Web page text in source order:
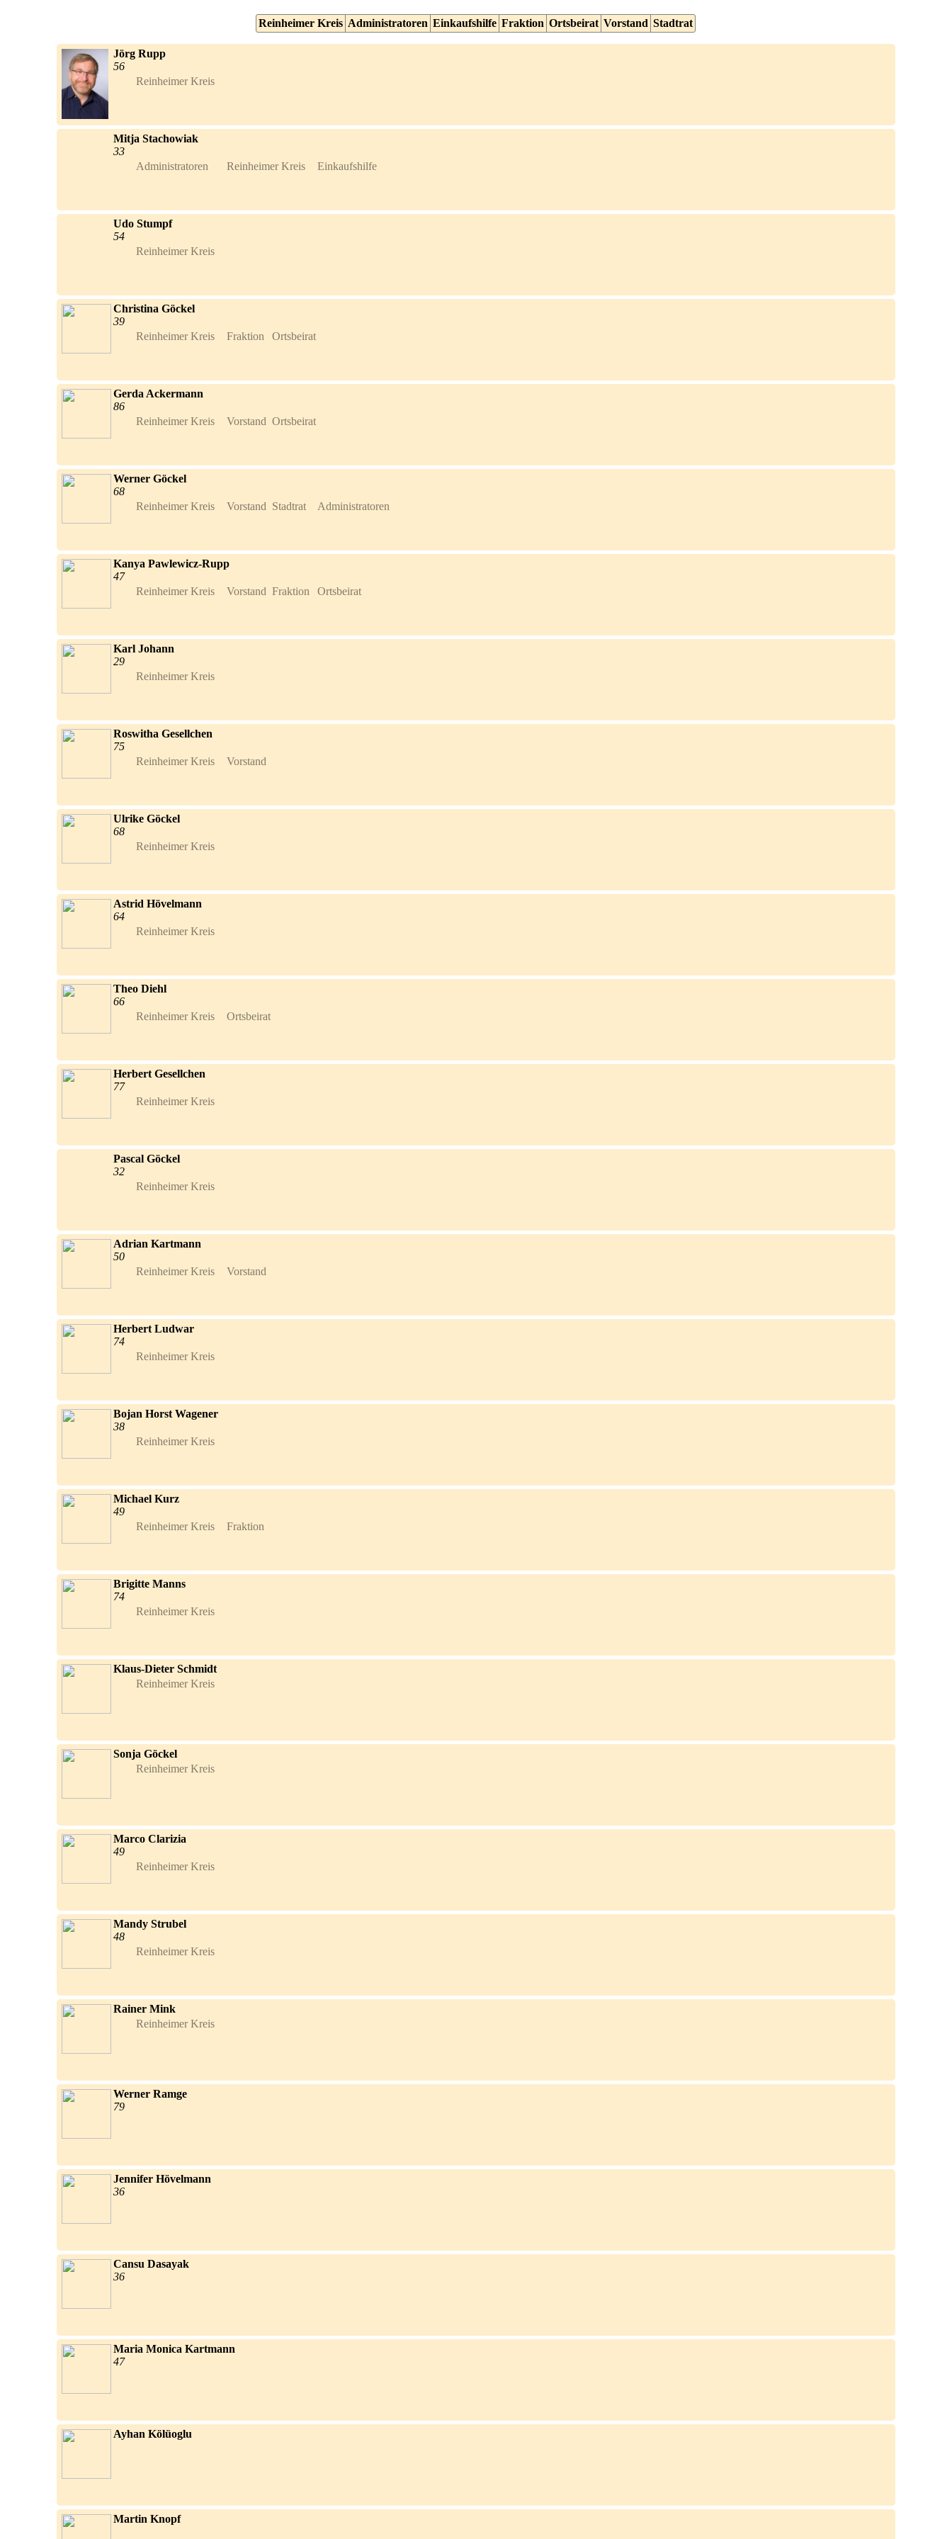
Reinheimer Kreis Administratoren Einkaufshilfe Fraktion Ortsbeirat Vorstand Stadtrat
Jörg Rupp
56
Mitja Stachowiak
33
Udo Stumpf
54
Christina Göckel
39
Gerda Ackermann
86
Werner Göckel
68
Kanya Pawlewicz-Rupp
47
Karl Johann
29
Roswitha Gesellchen
75
Ulrike Göckel
68
Astrid Hövelmann
64
Theo Diehl
66
Herbert Gesellchen
77
Pascal Göckel
32
Adrian Kartmann
50
Herbert Ludwar
74
Bojan Horst Wagener
38
Michael Kurz
49
Brigitte Manns
74
Klaus-Dieter Schmidt
Sonja Göckel
Marco Clarizia
49
Mandy Strubel
48
Rainer Mink
Werner Ramge
79
Jennifer Hövelmann
36
Cansu Dasayak
36
Maria Monica Kartmann
47
Ayhan Kölüoglu
Martin Knopf